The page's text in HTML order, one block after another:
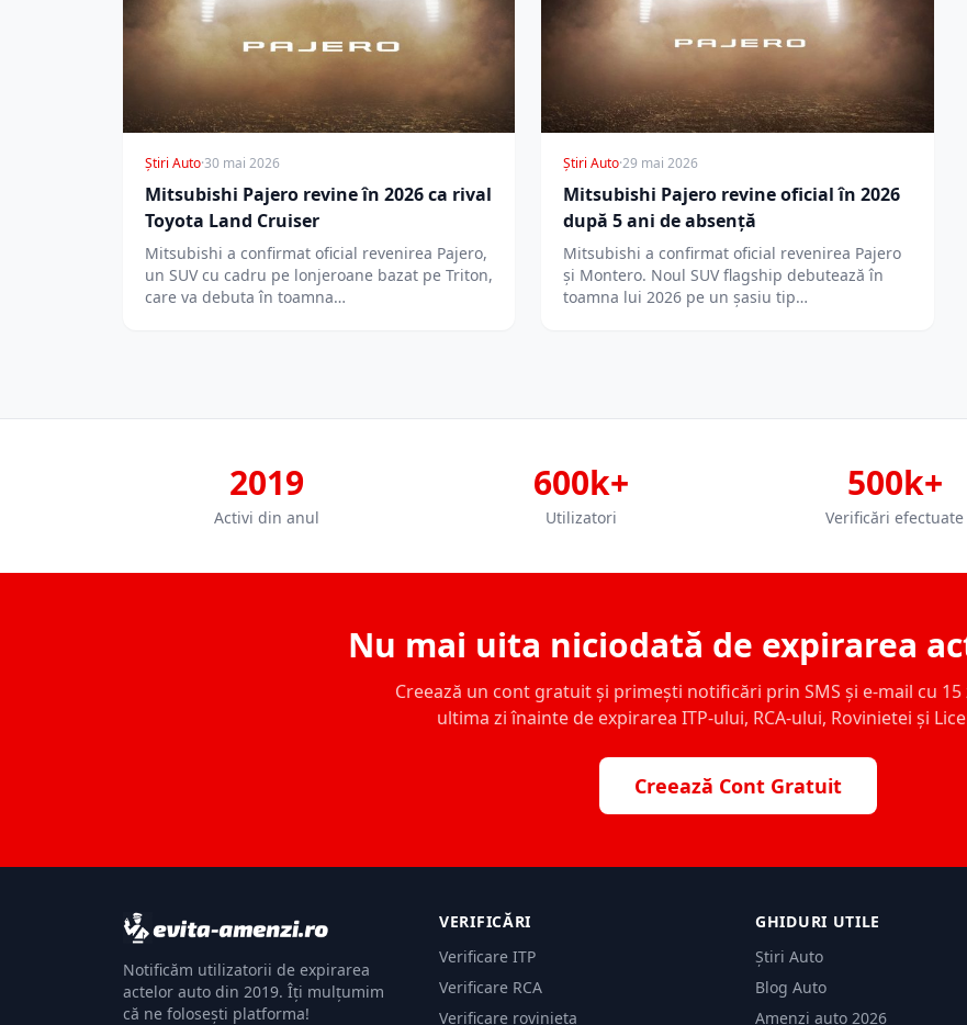
Știri Auto·30 mai 2026
Mitsubishi Pajero revine în 2026 ca rival
Toyota Land Cruiser
Mitsubishi a confirmat oficial revenirea Pajero,
un SUV cu cadru pe lonjeroane bazat pe Triton,
care va debuta în toamna…
Știri Auto·29 mai 2026
Mitsubishi Pajero revine oficial în 2026
după 5 ani de absență
Mitsubishi a confirmat oficial revenirea Pajero
și Montero. Noul SUV flagship debutează în
toamna lui 2026 pe un șasiu tip…
2019
Activi din anul
600k+
Utilizatori
500k+
Verificări efectuate
Nu mai uita niciodată de expirarea
Creează un cont gratuit și primești notificări prin SMS și e-mail cu 15
ultima zi înainte de expirarea ITP-ului, RCA-ului, Rovinietei și
Creează Cont Gratuit
Notificăm utilizatorii de expirarea
actelor auto din 2019. Îți mulțumim
că ne folosești platforma!
VERIFICĂRI
Verificare ITP
Verificare RCA
Verificare rovinieta
GHIDURI UTILE
Știri Auto
Blog Auto
Amenzi auto 2026